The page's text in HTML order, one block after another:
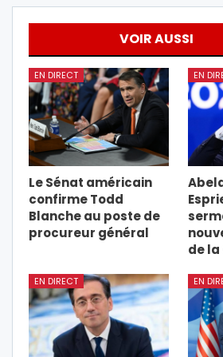
VOIR AUSSI
EN DIRECT
Le Sénat américain
confirme Todd
Blanche au poste de
procureur général
EN
de
EN DIRECT EN